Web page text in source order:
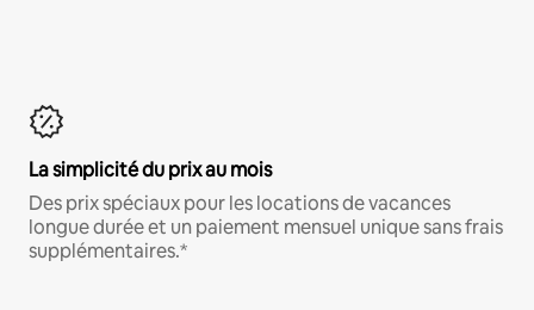
La simplicité du prix au mois
Des prix spéciaux pour les locations de vacances
longue durée et un paiement mensuel unique sans frais
supplémentaires.*